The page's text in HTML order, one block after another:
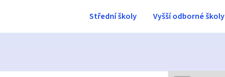
Střední školy Vyšší odborné školy